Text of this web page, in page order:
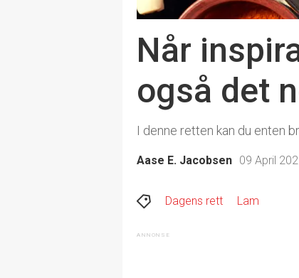
Når
også det
I denne retten kan du enten
Aase E. Jacobsen 09 April
Dagens rett Lam